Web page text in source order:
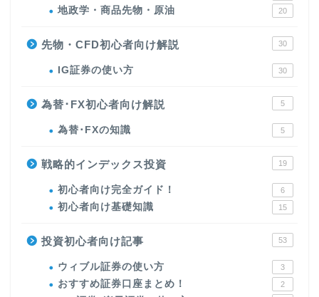
地政学・商品先物・原油 20
先物・CFD初心者向け解説 30
IG証券の使い方 30
為替･FX初心者向け解説 5
為替･FXの知識 5
戦略的インデックス投資 19
初心者向け完全ガイド！ 6
初心者向け基礎知識 15
投資初心者向け記事 53
ウィブル証券の使い方 3
おすすめ証券口座まとめ！ 2